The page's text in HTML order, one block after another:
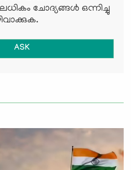
ചോദ്യങ്ങള്‍ ഒന്നിച്ചു
ASK